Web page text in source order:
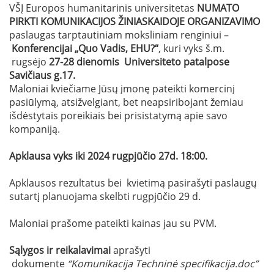
VŠĮ Europos humanitarinis universitetas NUMATO
PIRKTI KOMUNIKACIJOS ŽINIASKAIDOJE ORGANIZAVIMO
paslaugas tarptautiniam moksliniam renginiui –
Konferencijai „Quo Vadis, EHU?“, kuri vyks š.m.
rugsėjo 27-28 dienomis Universiteto patalpose
Savičiaus g.17.
Maloniai kviečiame Jūsų įmonę pateikti komercinį
pasiūlymą, atsižvelgiant, bet neapsiribojant žemiau
išdėstytais poreikiais bei prisistatymą apie savo
kompaniją.
Apklausa vyks iki 2024 rugpjūčio 27d. 18:00.
Apklausos rezultatus bei kvietimą pasirašyti paslaugų
sutartį planuojama skelbti rugpjūčio 29 d.
Maloniai prašome pateikti kainas jau su PVM.
Sąlygos ir reikalavimaiaprašyti
dokumente “Komunikacija Techninė specifikacija.doc”